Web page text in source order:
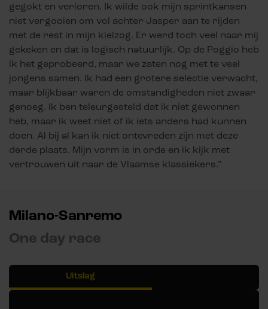
gegokt en verloren. Ik wilde ook mijn sprintkansen
niet vergooien om vol achter Jasper aan te rijden
met de rest in mijn kielzog. Er werd toch veel naar mij
gekeken en dat is logisch natuurlijk. Op de Poggio heb
ik het geprobeerd, maar we zaten nog met te veel
jongens samen. Ik had een grotere selectie verwacht,
maar blijkbaar waren de omstandigheden niet zwaar
genoeg. Ik ben teleurgesteld dat ik niet gewonnen
heb, maar ik weet niet of ik iets anders had kunnen
doen. Al bij al kan ik niet ontevreden zijn met deze
derde plaats. Mijn vorm is in orde en ik kijk met
vertrouwen uit naar de Vlaamse klassiekers.”
Milano-Sanremo
One day race
Uitslag